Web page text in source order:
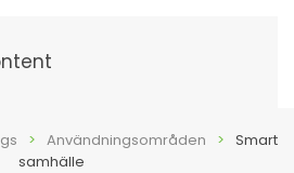
Användningsområden
Smart
samhälle